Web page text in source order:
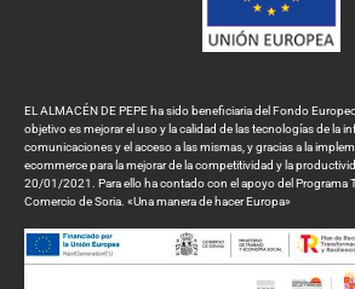
EL ALMACÉN DE PEPE ha sido beneficiaria del Fondo
objetivo es mejorar el uso y la calidad de las tecnologías de la
comunicaciones y el acceso a las mismas, y gracias a la
ecommerce para la mejorar de la competitividad y la
20/01/2021. Para ello ha contado con el apoyo del Programa
Comercio de Soria. «Una manera de hacer Europa»